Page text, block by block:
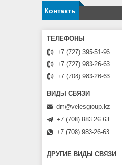
Контакты
+7 (727) 395-51-96
+7 (727) 983-26-63
+7 (708) 983-26-63
dm@velesgroup.kz
+7 (708) 983-26-63
+7 (708) 983-26-63
ДРУГИЕ ВИДЫ СВЯЗИ